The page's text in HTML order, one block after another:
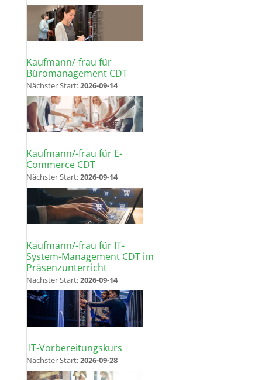
Kaufmann/-frau für
Büromanagement CDT
Nächster Start:2026-09-14
Kaufmann/-frau für E-
Commerce CDT
Nächster Start:2026-09-14
Kaufmann/-frau für IT-
System-Management CDT im
Präsenzunterricht
Nächster Start:2026-09-14
IT-Vorbereitungskurs
Nächster Start:2026-09-28